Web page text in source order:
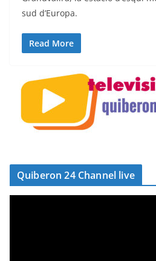
sud d’Europa.
Read More
Quiberon 24 Channel live